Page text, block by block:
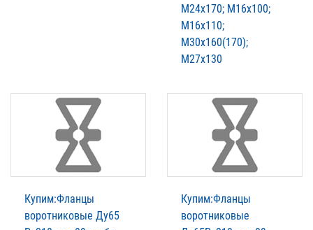
М24х170; М16х100;
М16х110;
М30х160(170);
М27х130
Купим:Фланцы
воротниковые Ду65
Купим:Фланцы
воротниковые